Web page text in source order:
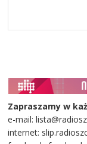
Zapraszamy w
e-mail:
internet: